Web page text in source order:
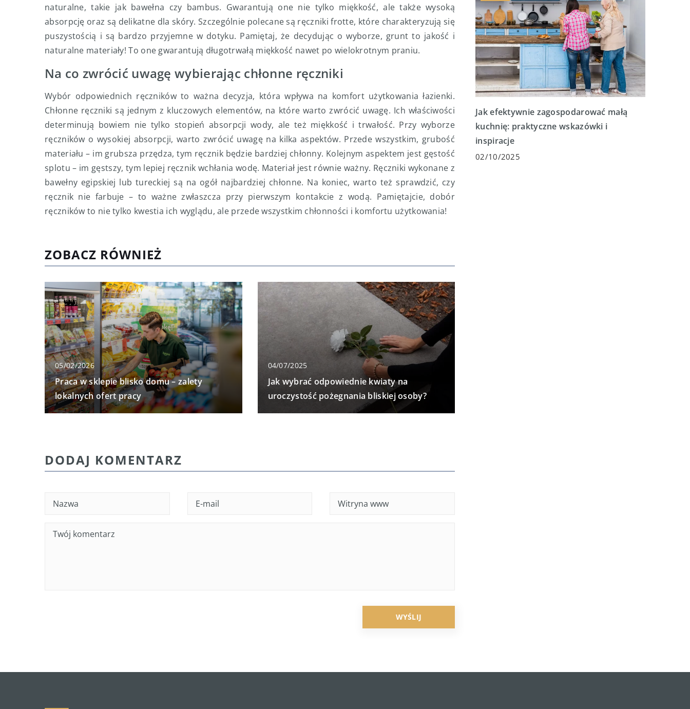
naturalne, takie jak bawełna czy bambus. Gwarantują one nie tylko miękkość, ale także wysoką
absorpcję oraz są delikatne dla skóry. Szczególnie polecane są ręczniki frotte, które charakteryzują się
puszystością i są bardzo przyjemne w dotyku. Pamiętaj, że decydując o wyborze, grunt to jakość i
naturalne materiały! To one gwarantują długotrwałą miękkość nawet po wielokrotnym praniu.
Na co zwrócić uwagę wybierając chłonne ręczniki
Wybór odpowiednich ręczników to ważna decyzja, która wpływa na komfort użytkowania łazienki.
Chłonne ręczniki są jednym z kluczowych elementów, na które warto zwrócić uwagę. Ich właściwości
determinują bowiem nie tylko stopień absorpcji wody, ale też miękkość i trwałość. Przy wyborze
ręczników o wysokiej absorpcji, warto zwrócić uwagę na kilka aspektów. Przede wszystkim, grubość
materiału – im grubsza przędza, tym ręcznik będzie bardziej chłonny. Kolejnym aspektem jest gęstość
splotu – im gęstszy, tym lepiej ręcznik wchłania wodę. Materiał jest równie ważny. Ręczniki wykonane z
bawełny egipskiej lub tureckiej są na ogół najbardziej chłonne. Na koniec, warto też sprawdzić, czy
ręcznik nie farbuje – to ważne zwłaszcza przy pierwszym kontakcie z wodą. Pamiętajcie, dobór
ręczników to nie tylko kwestia ich wyglądu, ale przede wszystkim chłonności i komfortu użytkowania!
ZOBACZ RÓWNIEŻ
05/02/2026
Praca w sklepie blisko domu – zalety
lokalnych ofert pracy
04/07/2025
Jak wybrać odpowiednie kwiaty na
uroczystość pożegnania bliskiej osoby?
Jak efektywnie zagospodarować małą
kuchnię: praktyczne wskazówki i
inspiracje
02/10/2025
DODAJ KOMENTARZ